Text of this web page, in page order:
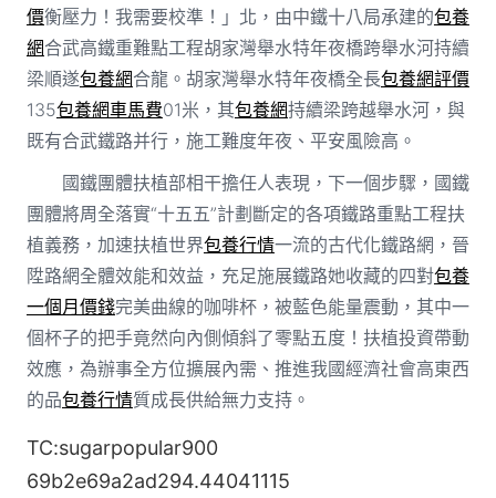
價衡壓力！我需要校準！」北，由中鐵十八局承建的包養
網合武高鐵重難點工程胡家灣舉水特年夜橋跨舉水河持續
梁順遂包養網合龍。胡家灣舉水特年夜橋全長包養網評價
135包養網車馬費01米，其包養網持續梁跨越舉水河，與
既有合武鐵路并行，施工難度年夜、平安風險高。
國鐵團體扶植部相干擔任人表現，下一個步驟，國鐵
團體將周全落實“十五五”計劃斷定的各項鐵路重點工程扶
植義務，加速扶植世界包養行情一流的古代化鐵路網，晉
陞路網全體效能和效益，充足施展鐵路她收藏的四對包養
一個月價錢完美曲線的咖啡杯，被藍色能量震動，其中一
個杯子的把手竟然向內側傾斜了零點五度！扶植投資帶動
效應，為辦事全方位擴展內需、推進我國經濟社會高東西
的品包養行情質成長供給無力支持。
TC:sugarpopular900
69b2e69a2ad294.44041115